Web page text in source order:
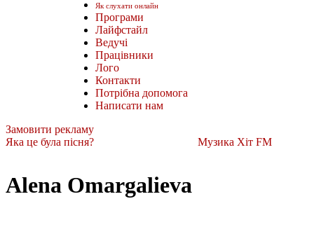
Як слухати онлайн
Програми
Лайфстайл
Ведучі
Працівники
Лого
Контакти
Потрібна допомога
Написати нам
Замовити рекламу
Яка це була пісня?
Музика Хіт FM
Alena Omargalieva